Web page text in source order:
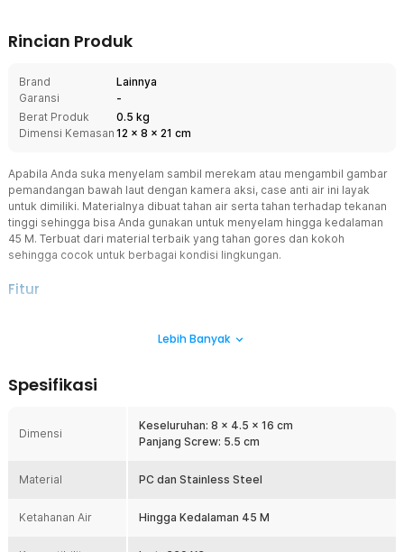
Rincian Produk
Brand
Lainnya
Garansi
-
Berat Produk
0.5 kg
Dimensi Kemasan 12 x 8 x 21 cm
Apabila Anda suka menyelam sambil merekam atau mengambil gambar
pemandangan bawah laut dengan kamera aksi, case anti air ini layak
untuk dimiliki. Materialnya dibuat tahan air serta tahan terhadap tekanan
tinggi sehingga bisa Anda gunakan untuk menyelam hingga kedalaman
45 M. Terbuat dari material terbaik yang tahan gores dan kokoh
sehingga cocok untuk berbagai kondisi lingkungan.
Fitur
Jika Anda senang bermain dengan air dan ingin mengabadikannya
perlindungan yang maksimal di dalam air karena dibekali dengan
yang masuk ke dalam casing sehingga keamanannya terjamin.
Dapatkan Hasil Gambar yang Jernih
merekam di dalam air. Dengan menggunakan casing anti air, Anda
dengan multi-layer coating yang mampu meningkatkan transmisi
cahaya sehingga gambar lebih terang dan tajam.
Lebih Banyak
Spesifikasi
Dimensi
Keseluruhan: 8 x 4.5 x 16 cm
Panjang Screw: 5.5 cm
Material PC dan Stainless Steel
Ketahanan Air Hingga Kedalaman 45 M